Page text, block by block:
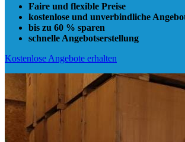
Faire und flexible Preise
kostenlose und unverbindliche
bis zu 60 % sparen
schnelle Angebotserstellung
Kostenlose Angebote erhalten